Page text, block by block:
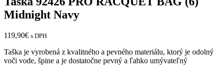
Midnight Navy
119,90€ s DPH
Taška je vyrobená z kvalitného a pevného materiálu, ktorý je odolný
voči vode, špine a je dostatočne pevný a ľahko umývateľný